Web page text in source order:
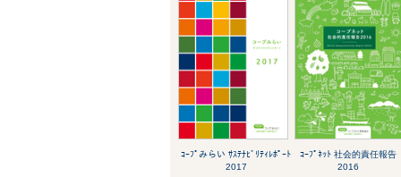
ｺｰﾌﾟみらい ｻｽﾃﾅﾋﾞﾘﾃｨﾚﾎﾟｰﾄ
2017
ｺｰﾌﾟﾈｯﾄ 社会的責任報告
2016